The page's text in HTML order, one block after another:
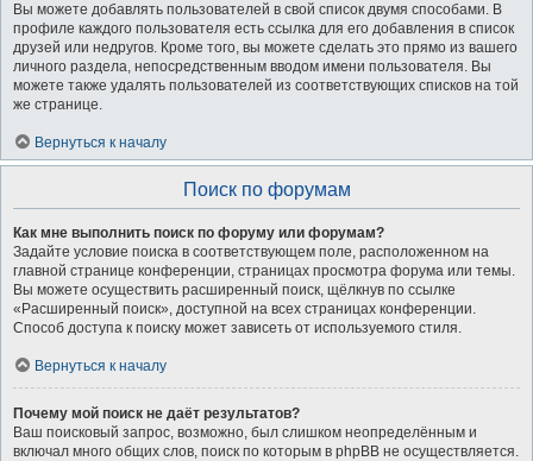
Вы можете добавлять пользователей в свой список двумя способами. В
профиле каждого пользователя есть ссылка для его добавления в список
друзей или недругов. Кроме того, вы можете сделать это прямо из вашего
личного раздела, непосредственным вводом имени пользователя. Вы
можете также удалять пользователей из соответствующих списков на той
же странице.
Вернуться к началу
Поиск по форумам
Как мне выполнить поиск по форуму или форумам?
Задайте условие поиска в соответствующем поле, расположенном на
главной странице конференции, страницах просмотра форума или темы.
Вы можете осуществить расширенный поиск, щёлкнув по ссылке
«Расширенный поиск», доступной на всех страницах конференции.
Способ доступа к поиску может зависеть от используемого стиля.
Вернуться к началу
Почему мой поиск не даёт результатов?
Ваш поисковый запрос, возможно, был слишком неопределённым и
включал много общих слов, поиск по которым в phpBB не осуществляется.